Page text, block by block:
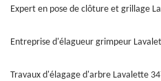
Expert en pose de clôture et grillage
Entreprise d'élagueur grimpeur
Travaux d'élagage d'arbre Lavalette